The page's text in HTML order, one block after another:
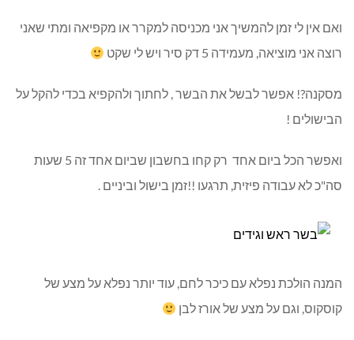
ואם אין לי זמן להמשיך אני מכניסה למקרר או מקפיאה ומתי שאני
רוצה אני מוציאה, מעמידה 5 דק סיר ויש לי שקט
מסקנה?! אפשר לבשל את הבשר , לחתוך ולהקפיא בכדי להקל על
הבישולים !
ואפשר הכל ביום אחד רק קחו בחשבון שביום אחד זה 5 שעות
סה"כ לא עבודה פיזית, תרגעו !!זמן בישול וביניים .
המנה הולכת נפלא עם כיכר לחם, עוד יותר נפלא על מצע של
קוסקוס, וגם על מצע של אורז לבן